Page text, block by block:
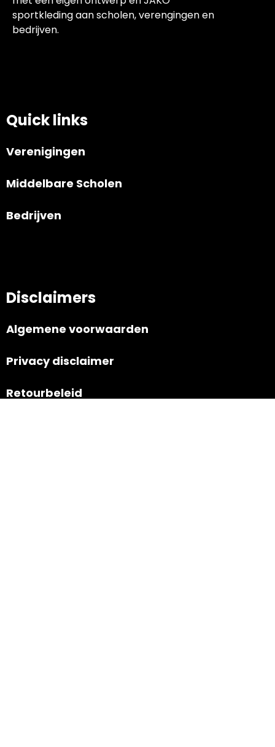
sportkleding aan scholen, verengingen en
bedrijven.
Quick links
Verenigingen
Middelbare Scholen
Bedrijven
Disclaimers
Algemene voorwaarden
Privacy disclaimer
Retourbeleid